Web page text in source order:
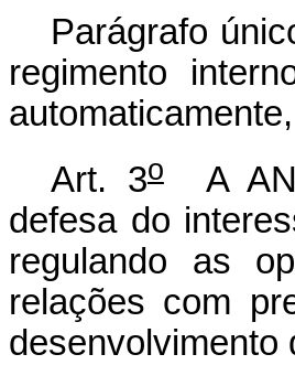
Parágrafo
regimento
Art. 3oA
defesa do
regulando as
relações com
desenvolvimento